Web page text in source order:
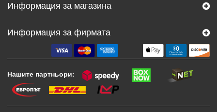
Информация за магазина
Информация за фирмата
Нашите партньори: